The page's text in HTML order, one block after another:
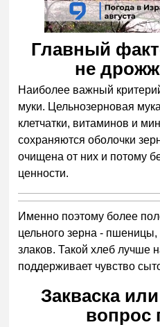
Главный
не
Наиболее важный
муки. Цельнозерновая
клетчатки, витаминов и
сохраняются оболочки
очищена от них и потому
ценности.
Именно поэтому более
цельного зерна -
злаков. Такой хлеб лучше
поддерживает чувство
Закваска
вопрос